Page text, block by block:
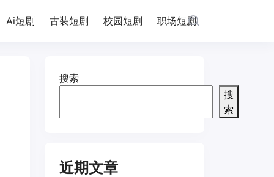
Ai短剧 古装短剧 校园短剧 职场短剧
搜索
搜
索
近期文章